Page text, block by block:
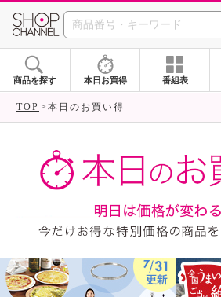
SHOP
商品を探す 本日お買得 番組表
TOP 本日のお買い得